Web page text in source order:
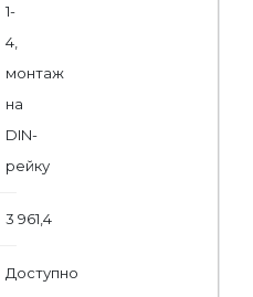
1-
4,
монтаж
на
DIN-
рейку
3 961,4
Доступно